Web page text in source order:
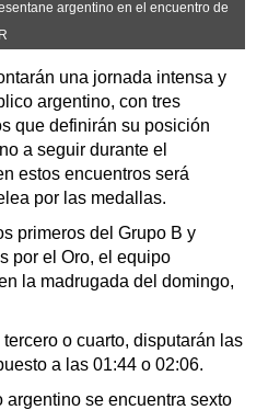
argentino en el encuentro de
una jornada intensa y
argentino, con tres
que definirán su posición
a seguir durante el
estos encuentros será
por las medallas.
primeros del Grupo B y
por el Oro, el equipo
la madrugada del domingo,
o cuarto, disputarán las
a las 01:44 o 02:06.
argentino se encuentra sexto